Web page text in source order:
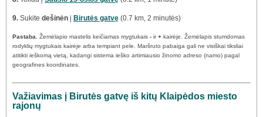
9. Sukite dešinėn į Birutės gatvę (0.7 km, 2 minutės)
Pastaba. Žemėlapio mastelis keičiamas mygtukais - ir+ kairėje. Žemėlapis stumdomas
rodyklių mygtukais kairėje arba tempiant pele. Maršruto pabaiga gali ne visiškai tiksliai
atitikti ieškomą vietą, kadangi sistema ieško artimiausio žinomo adreso (namo) pagal
geografines koordinates.
Važiavimas į Birutės gatvę iš kitų Klaipėdos miesto
rajonų